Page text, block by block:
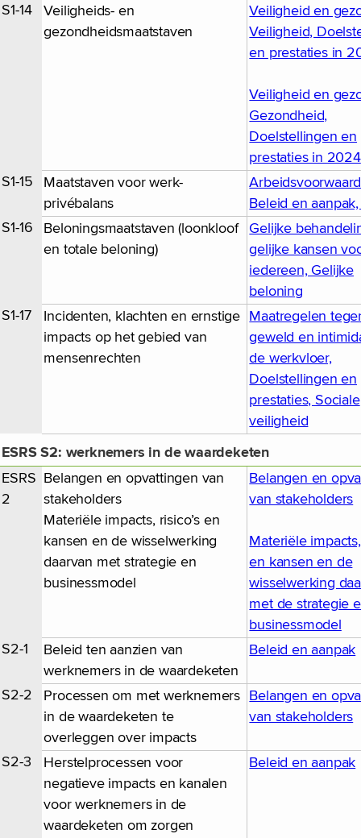
S1-14
Veiligheids- en
gezondheidsmaatstaven
Veiligheid en
Veiligheid,
en prestaties in
Veiligheid en
Gezondheid,
Doelstellingen en
prestaties in 2024
S1-15
Maatstaven voor werk-
privébalans
Beleid en
S1-16
Beloningsmaatstaven (loonkloof
en totale beloning)
Gelijke
gelijke kansen
iedereen, Gelijke
beloning
S1-17
Incidenten, klachten en ernstige
impacts op het gebied van
mensenrechten
Maatregelen
geweld en
de werkvloer,
Doelstellingen en
prestaties, Sociale
veiligheid
ESRS S2: werknemers in de waardeketen
ESRS
2
Belangen en opvattingen van
stakeholders
Materiële impacts, risico’s en
kansen en de wisselwerking
daarvan met strategie en
businessmodel
Belangen en
van stakeholders
Materiële impacts,
en kansen en de
wisselwerking
met de strategie
businessmodel
S2-1
Beleid ten aanzien van
werknemers in de waardeketen
Beleid en aanpak
S2-2
Processen om met werknemers
in de waardeketen te
overleggen over impacts
Belangen en
van stakeholders
S2-3
Herstelprocessen voor
negatieve impacts en kanalen
voor werknemers in de
waardeketen om zorgen
Beleid en aanpak